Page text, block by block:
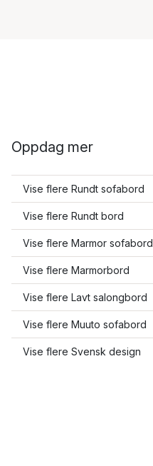
Oppdag mer
Vise flere Rundt sofabord
Vise flere Rundt bord
Vise flere Marmor sofabord
Vise flere Marmorbord
Vise flere Lavt salongbord
Vise flere Muuto sofabord
Vise flere Svensk design